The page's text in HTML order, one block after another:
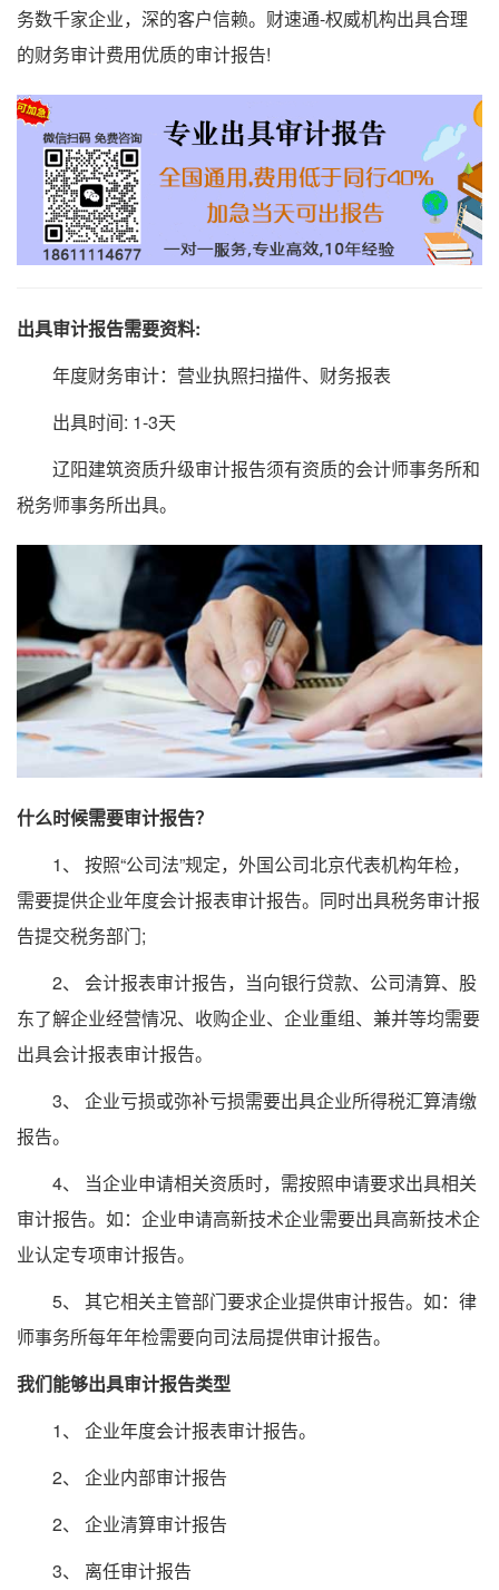
务数千家企业，深的客户信赖。财速通-权威机构出具合理
的财务审计费用优质的审计报告!
出具审计报告需要资料:
年度财务审计：营业执照扫描件、财务报表
出具时间: 1-3天
辽阳建筑资质升级审计报告须有资质的会计师事务所和
税务师事务所出具。
什么时候需要审计报告？
1、 按照“公司法”规定，外国公司北京代表机构年检，
需要提供企业年度会计报表审计报告。同时出具税务审计报
告提交税务部门;
2、 会计报表审计报告，当向银行贷款、公司清算、股
东了解企业经营情况、收购企业、企业重组、兼并等均需要
出具会计报表审计报告。
3、 企业亏损或弥补亏损需要出具企业所得税汇算清缴
报告。
4、 当企业申请相关资质时，需按照申请要求出具相关
审计报告。如：企业申请高新技术企业需要出具高新技术企
业认定专项审计报告。
5、 其它相关主管部门要求企业提供审计报告。如：律
师事务所每年年检需要向司法局提供审计报告。
我们能够出具审计报告类型
1、 企业年度会计报表审计报告。
2、 企业内部审计报告
2、 企业清算审计报告
3、 离任审计报告